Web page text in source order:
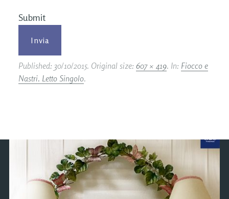
Submit
Published: 30/10/2015. Original size: 607 × 419. In: Fiocco e
Nastri. Letto Singolo.